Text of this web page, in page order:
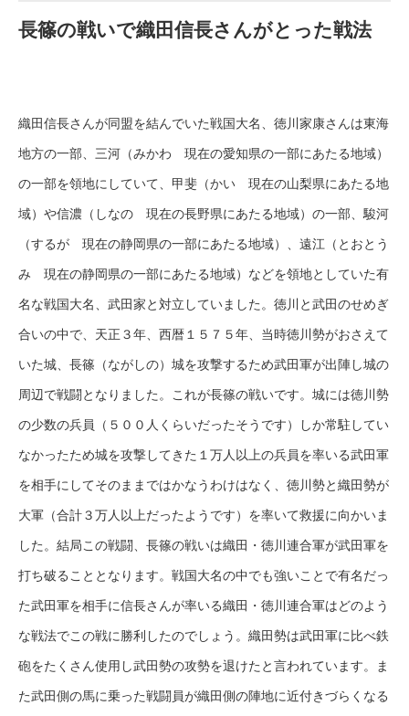
長篠の戦いで織田信長さんがとった戦法
織田信長さんが同盟を結んでいた戦国大名、徳川家康さんは東海
地方の一部、三河（みかわ 現在の愛知県の一部にあたる地域）
の一部を領地にしていて、甲斐（かい 現在の山梨県にあたる地
域）や信濃（しなの 現在の長野県にあたる地域）の一部、駿河
（するが 現在の静岡県の一部にあたる地域）、遠江（とおとう
み 現在の静岡県の一部にあたる地域）などを領地としていた有
名な戦国大名、武田家と対立していました。徳川と武田のせめぎ
合いの中で、天正３年、西暦１５７５年、当時徳川勢がおさえて
いた城、長篠（ながしの）城を攻撃するため武田軍が出陣し城の
周辺で戦闘となりました。これが長篠の戦いです。城には徳川勢
の少数の兵員（５００人くらいだったそうです）しか常駐してい
なかったため城を攻撃してきた１万人以上の兵員を率いる武田軍
を相手にしてそのままではかなうわけはなく、徳川勢と織田勢が
大軍（合計３万人以上だったようです）を率いて救援に向かいま
した。結局この戦闘、長篠の戦いは織田・徳川連合軍が武田軍を
打ち破ることとなります。戦国大名の中でも強いことで有名だっ
た武田軍を相手に信長さんが率いる織田・徳川連合軍はどのよう
な戦法でこの戦に勝利したのでしょう。織田勢は武田軍に比べ鉄
砲をたくさん使用し武田勢の攻勢を退けたと言われています。ま
た武田側の馬に乗った戦闘員が織田側の陣地に近付きづらくなる